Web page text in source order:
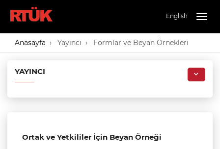
English
Anasayfa Yayıncı Formlar ve Beyan Örnekleri
YAYINCI
Ortak ve Yetkililer İçin Beyan Örneği